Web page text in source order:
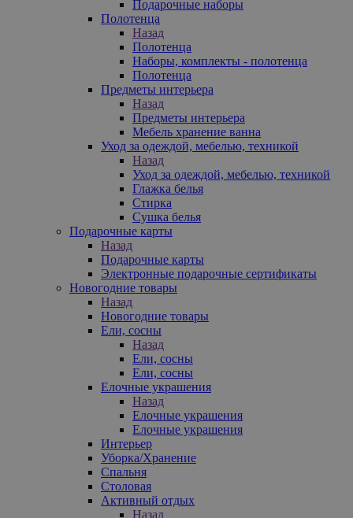
Подарочные наборы
Полотенца
Назад
Полотенца
Наборы, комплекты - полотенца
Полотенца
Предметы интерьера
Назад
Предметы интерьера
Мебель хранение ванна
Уход за одеждой, мебелью, техникой
Назад
Уход за одеждой, мебелью, техникой
Глажка белья
Стирка
Сушка белья
Подарочные карты
Назад
Подарочные карты
Электронные подарочные сертификаты
Новогодние товары
Назад
Новогодние товары
Ели, сосны
Назад
Ели, сосны
Ели, сосны
Елочные украшения
Назад
Елочные украшения
Елочные украшения
Интерьер
Уборка/Хранение
Спальня
Столовая
Активный отдых
Назад